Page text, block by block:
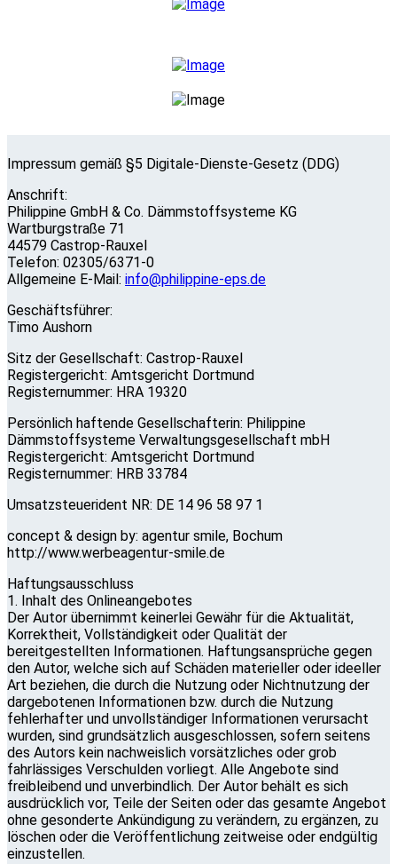
Impressum gemäß §5 Digitale-Dienste-Gesetz (DDG)
Anschrift:
Philippine GmbH & Co. Dämmstoffsysteme KG
Wartburgstraße 71
44579 Castrop-Rauxel
Telefon: 02305/6371-0
Allgemeine E-Mail: info@philippine-eps.de
Geschäftsführer:
Timo Aushorn
Sitz der Gesellschaft: Castrop-Rauxel
Registergericht: Amtsgericht Dortmund
Registernummer: HRA 19320
Persönlich haftende Gesellschafterin: Philippine
Dämmstoffsysteme Verwaltungsgesellschaft mbH
Registergericht: Amtsgericht Dortmund
Registernummer: HRB 33784
Umsatzsteuerident NR: DE 14 96 58 97 1
concept & design by: agentur smile, Bochum
http://www.werbeagentur-smile.de
Haftungsausschluss
1. Inhalt des Onlineangebotes
Der Autor übernimmt keinerlei Gewähr für die Aktualität,
Korrektheit, Vollständigkeit oder Qualität der
bereitgestellten Informationen. Haftungsansprüche gegen
den Autor, welche sich auf Schäden materieller oder ideeller
Art beziehen, die durch die Nutzung oder Nichtnutzung der
dargebotenen Informationen bzw. durch die Nutzung
fehlerhafter und unvollständiger Informationen verursacht
wurden, sind grundsätzlich ausgeschlossen, sofern seitens
des Autors kein nachweislich vorsätzliches oder grob
fahrlässiges Verschulden vorliegt. Alle Angebote sind
freibleibend und unverbindlich. Der Autor behält es sich
ausdrücklich vor, Teile der Seiten oder das gesamte Angebot
ohne gesonderte Ankündigung zu verändern, zu ergänzen, zu
löschen oder die Veröffentlichung zeitweise oder endgültig
einzustellen.